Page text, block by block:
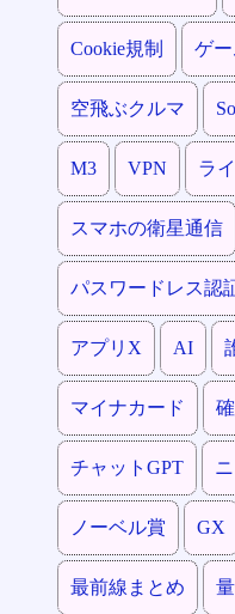
Cookie規制 ゲ
空飛ぶクルマ
M3 VPN ラ
スマホの衛星通信
パスワードレス認
アプリX AI
マイナカード
チャットGPT
ノーベル賞 GX
最前線まとめ